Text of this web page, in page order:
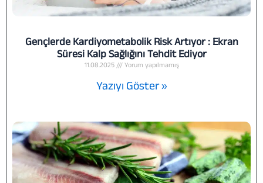
Gençlerde Kardiyometabolik Risk Artıyor : Ekran
Süresi Kalp Sağlığını Tehdit Ediyor
11.08.2025 Yorum yapılmamış
Yazıyı Göster »